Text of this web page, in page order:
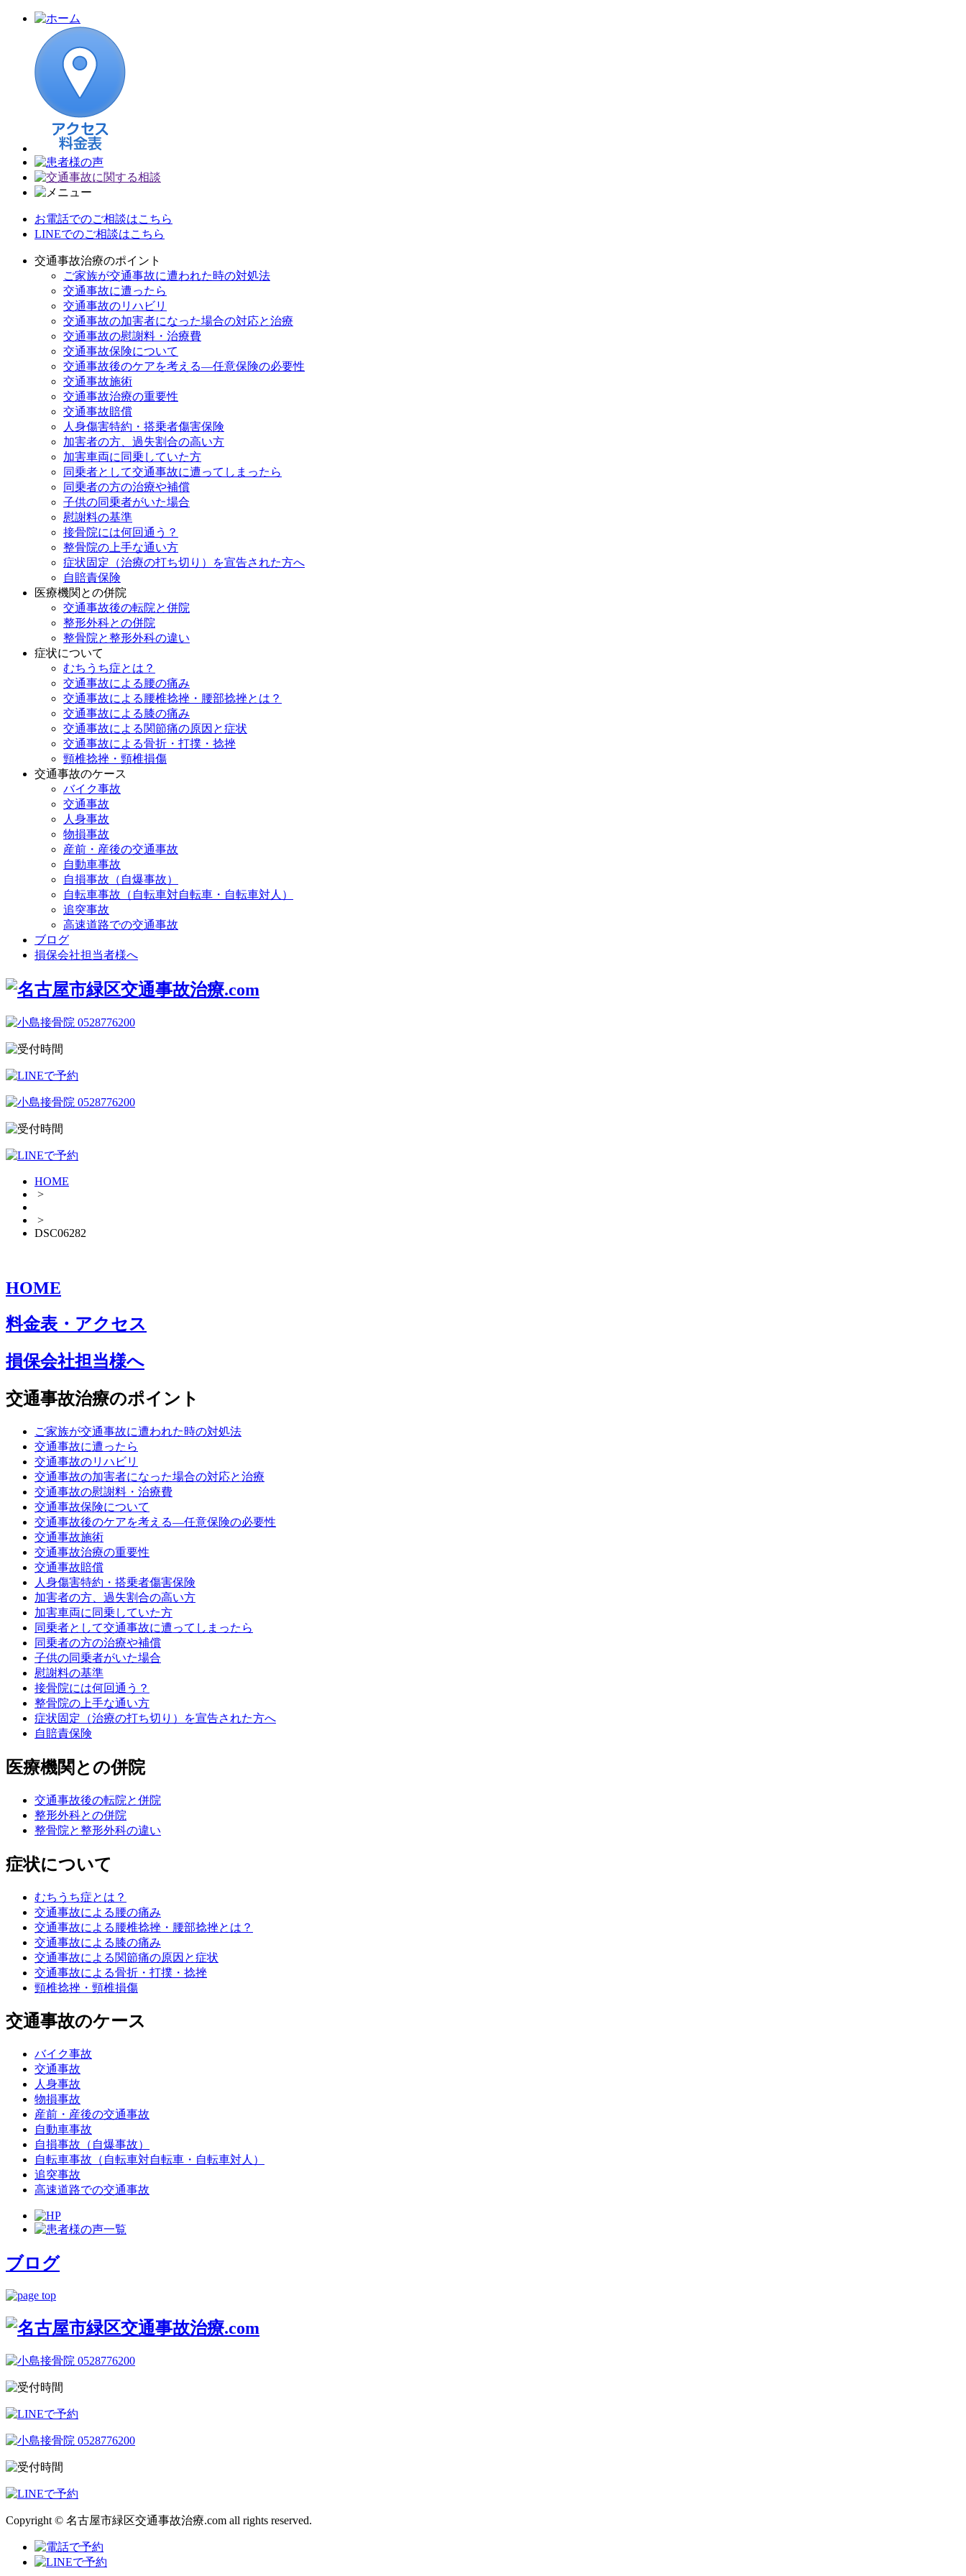
お電話でのご相談はこちら
LINEでのご相談はこちら
交通事故治療のポイント
ご家族が交通事故に遭われた時の対処法
交通事故に遭ったら
交通事故のリハビリ
交通事故の加害者になった場合の対応と治療
交通事故の慰謝料・治療費
交通事故保険について
交通事故後のケアを考える—任意保険の必要性
交通事故施術
交通事故治療の重要性
交通事故賠償
人身傷害特約・搭乗者傷害保険
加害者の方、過失割合の高い方
加害車両に同乗していた方
同乗者として交通事故に遭ってしまったら
同乗者の方の治療や補償
子供の同乗者がいた場合
慰謝料の基準
接骨院には何回通う？
整骨院の上手な通い方
症状固定（治療の打ち切り）を宣告された方へ
自賠責保険
医療機関との併院
交通事故後の転院と併院
整形外科との併院
整骨院と整形外科の違い
症状について
むちうち症とは？
交通事故による腰の痛み
交通事故による腰椎捻挫・腰部捻挫とは？
交通事故による膝の痛み
交通事故による関節痛の原因と症状
交通事故による骨折・打撲・捻挫
頸椎捻挫・頸椎損傷
交通事故のケース
バイク事故
交通事故
人身事故
物損事故
産前・産後の交通事故
自動車事故
自損事故（自爆事故）
自転車事故（自転車対自転車・自転車対人）
追突事故
高速道路での交通事故
ブログ
損保会社担当者様へ
HOME
>
>
DSC06282
HOME
料金表・アクセス
損保会社担当様へ
交通事故治療のポイント
ご家族が交通事故に遭われた時の対処法
交通事故に遭ったら
交通事故のリハビリ
交通事故の加害者になった場合の対応と治療
交通事故の慰謝料・治療費
交通事故保険について
交通事故後のケアを考える—任意保険の必要性
交通事故施術
交通事故治療の重要性
交通事故賠償
人身傷害特約・搭乗者傷害保険
加害者の方、過失割合の高い方
加害車両に同乗していた方
同乗者として交通事故に遭ってしまったら
同乗者の方の治療や補償
子供の同乗者がいた場合
慰謝料の基準
接骨院には何回通う？
整骨院の上手な通い方
症状固定（治療の打ち切り）を宣告された方へ
自賠責保険
医療機関との併院
交通事故後の転院と併院
整形外科との併院
整骨院と整形外科の違い
症状について
むちうち症とは？
交通事故による腰の痛み
交通事故による腰椎捻挫・腰部捻挫とは？
交通事故による膝の痛み
交通事故による関節痛の原因と症状
交通事故による骨折・打撲・捻挫
頸椎捻挫・頸椎損傷
交通事故のケース
バイク事故
交通事故
人身事故
物損事故
産前・産後の交通事故
自動車事故
自損事故（自爆事故）
自転車事故（自転車対自転車・自転車対人）
追突事故
高速道路での交通事故
ブログ
Copyright © 名古屋市緑区交通事故治療.com all rights reserved.